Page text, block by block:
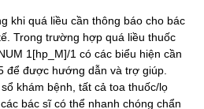
khi quá liều cần thông báo cho bác
Trong trường hợp quá liều thuốc
1[hp_M]/1 có các biểu hiện cần
để được hướng dẫn và trợ giúp.
khám bệnh, tất cả toa thuốc/lọ
bác sĩ có thể nhanh chóng chẩn